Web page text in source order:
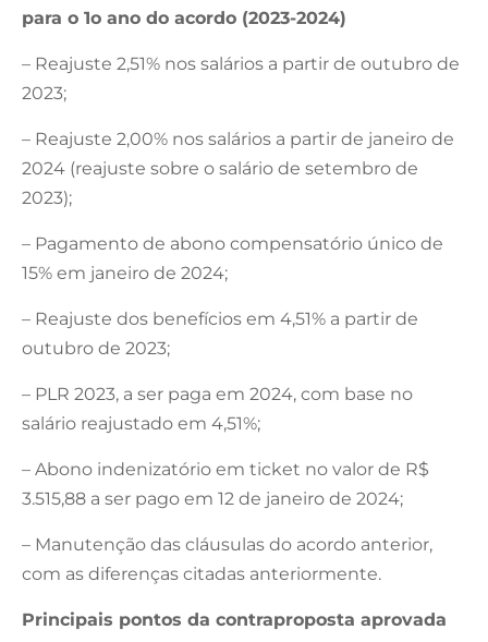
para o 1o ano do acordo (2023-2024)
– Reajuste 2,51% nos salários a partir de outubro de
2023;
– Reajuste 2,00% nos salários a partir de janeiro de
2024 (reajuste sobre o salário de setembro de
2023);
– Pagamento de abono compensatório único de
15% em janeiro de 2024;
– Reajuste dos benefícios em 4,51% a partir de
outubro de 2023;
– PLR 2023, a ser paga em 2024, com base no
salário reajustado em 4,51%;
– Abono indenizatório em ticket no valor de R$
3.515,88 a ser pago em 12 de janeiro de 2024;
– Manutenção das cláusulas do acordo anterior,
com as diferenças citadas anteriormente.
Principais pontos da contraproposta aprovada